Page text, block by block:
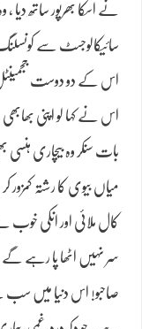
نے اسکا بھرپور ساتھ
سائیکالوجسٹ سے
اس کے دو دوست ججمینٹل
اس نے کہا لو اپنی
بات سنکر وہ بیچاری ہنسی
میاں بیوی کا رشتہ
کال ملائی اور انکی
سر نہیں اٹھا پا رہے گے ۔
صاحبو! اس دنیا میں سب